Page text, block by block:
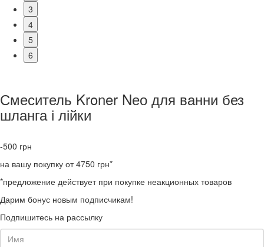
3
4
5
6
Смеситель Kroner Nео для ванни без
шланга і лійки
-500 грн
на вашу покупку от 4750 грн*
*предложение действует при покупке неакционных товаров
Дарим бонус новым подписчикам!
Подпишитесь на рассылку